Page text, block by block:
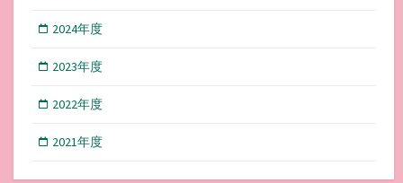
2024年度
2023年度
2022年度
2021年度